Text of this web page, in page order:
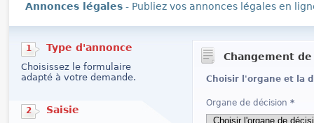
Annonces légales- Publiez vos annonces légales en
1 Type d'annonce
Choisissez le formulaire
adapté à votre demande.
2 Saisie
Changement
Choisir l'organe et la
Organe de décision *